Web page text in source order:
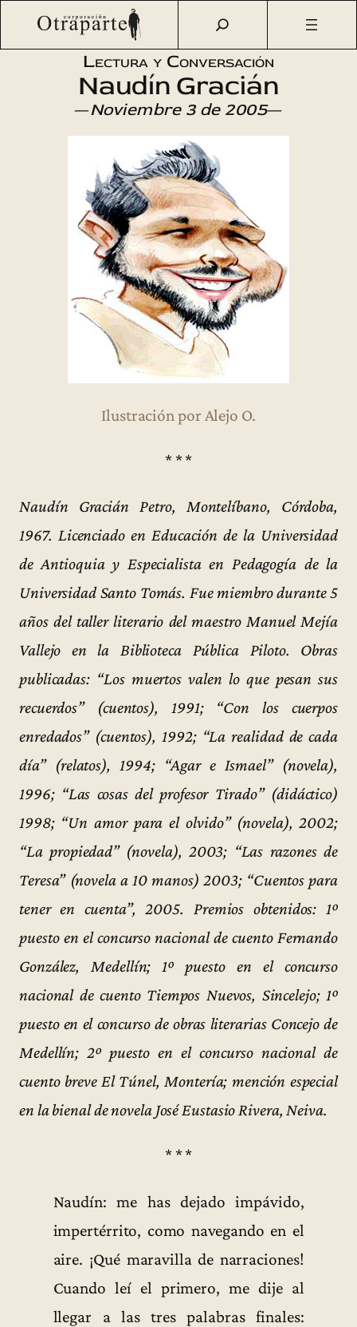
Saltar
Otraparte.org/ Agenda Cultural Literatura
Lectura de
Lectura y Conversación
Naudín Gracián
—Noviembre 3 de 2005—
Ilustración por Alejo O.
* * *
Naudín Gracián Petro, Montelíbano, Córdoba,
1967. Licenciado en Educación de la Universidad
de Antioquia y Especialista en Pedagogía de la
Universidad Santo Tomás. Fue miembro durante 5
años del taller literario del maestro Manuel Mejía
Vallejo en la Biblioteca Pública Piloto. Obras
publicadas: “Los muertos valen lo que pesan sus
recuerdos” (cuentos), 1991; “Con los cuerpos
enredados” (cuentos), 1992; “La realidad de cada
día” (relatos), 1994; “Agar e Ismael” (novela),
1996; “Las cosas del profesor Tirado” (didáctico)
1998; “Un amor para el olvido” (novela), 2002;
“La propiedad” (novela), 2003; “Las razones de
Teresa” (novela a 10 manos) 2003; “Cuentos para
tener en cuenta”, 2005. Premios obtenidos: 1º
puesto en el concurso nacional de cuento Fernando
González, Medellín; 1º puesto en el concurso
nacional de cuento Tiempos Nuevos, Sincelejo; 1º
puesto en el concurso de obras literarias Concejo de
Medellín; 2º puesto en el concurso nacional de
cuento breve El Túnel, Montería; mención especial
en la bienal de novela José Eustasio Rivera, Neiva.
* * *
Naudín: me has dejado impávido,
impertérrito, como navegando en el
aire. ¡Qué maravilla de narraciones!
Cuando leí el primero, me dije al
llegar a las tres palabras finales: